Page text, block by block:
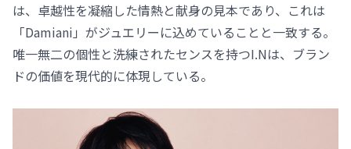
は、卓越性を凝縮した情熱と献身の見本であり、これは
「Damiani」がジュエリーに込めていることと一致する。
唯一無二の個性と洗練されたセンスを持つI.Nは、ブラン
ドの価値を現代的に体現している。